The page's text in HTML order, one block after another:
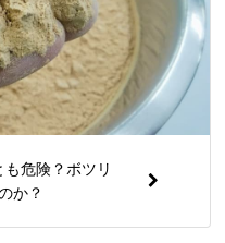
危険？ボツリ
か？